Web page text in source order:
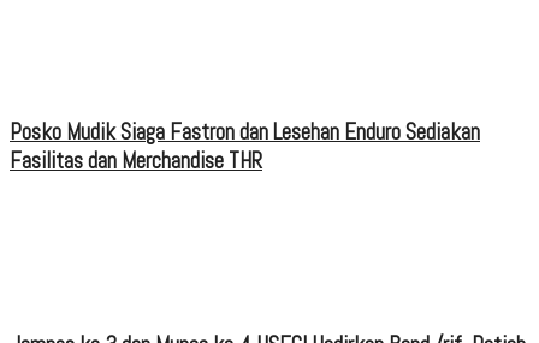
Posko Mudik Siaga Fastron dan Lesehan Enduro Sediakan
Fasilitas dan Merchandise THR